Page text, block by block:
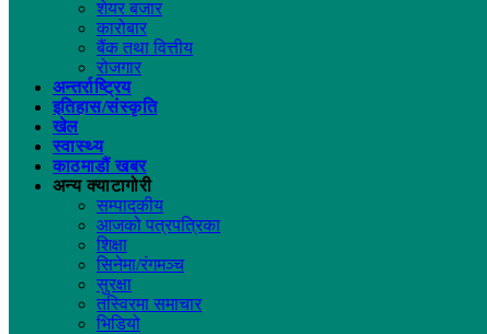
शेयर बजार
कारोबार
बैंक तथा वित्तीय
रोजगार
अन्तर्राष्ट्रिय
इतिहास/संस्कृति
खेल
स्वास्थ्य
काठमाडौं खबर
अन्य क्याटागोरी
सम्पादकीय
आजको पत्रपत्रिका
शिक्षा
सिनेमा/रंगमञ्च
सुरक्षा
तस्विरमा समाचार
भिडियो